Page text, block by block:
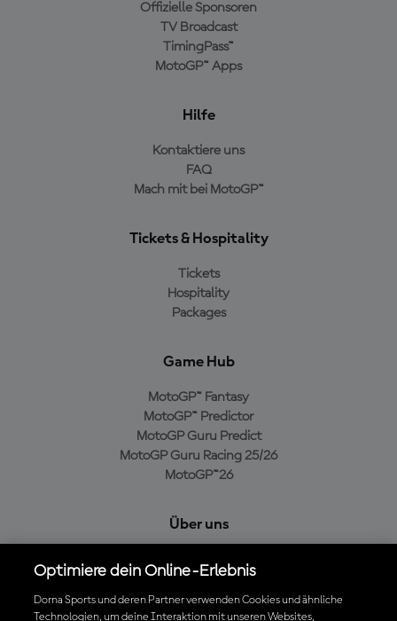
Offizielle Sponsoren
TV Broadcast
TimingPass™
MotoGP™ Apps
Hilfe
Kontaktiere uns
FAQ
Mach mit bei MotoGP™
Tickets & Hospitality
Tickets
Hospitality
Packages
Game Hub
MotoGP™ Fantasy
MotoGP™ Predictor
MotoGP Guru Predict
MotoGP Guru Racing 25/26
MotoGP™26
Über uns
Cookie-Richtlinien
Geschäftsbedingungen
Optimiere dein Online-Erlebnis
Dorna Sports und deren Partner verwenden Cookies und ähnliche
Technologien, um deine Interaktion mit unseren Websites,